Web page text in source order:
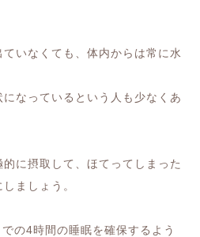
いなくても、体内からは常に水
なっているという人も少なくあ
に摂取して、ほてってしまった
ましょう。
の4時間の睡眠を確保するよう